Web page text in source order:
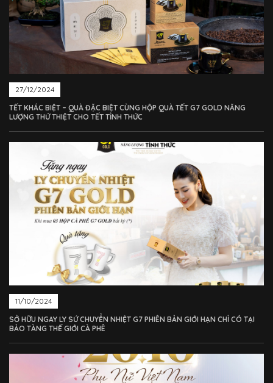
27/12/2024
TẾT KHÁC BIỆT – QUÀ ĐẶC BIỆT CÙNG HỘP QUÀ TẾT G7 GOLD NĂNG
LƯỢNG THỨ THIỆT CHO TẾT TỈNH THỨC
11/10/2024
SỞ HỮU NGAY LY SỨ CHUYỂN NHIỆT G7 PHIÊN BẢN GIỚI HẠN CHỈ CÓ TẠI
BẢO TÀNG THẾ GIỚI CÀ PHÊ